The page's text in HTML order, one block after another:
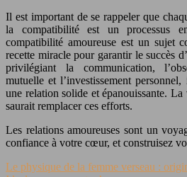
Il est important de se rappeler que
la compatibilité est un processus
compatibilité amoureuse est un sujet
recette miracle pour garantir le succès
privilégiant la communication,
mutuelle et l’investissement
une relation solide et épanouissante.
saurait remplacer ces efforts.
Les relations amoureuses sont un
confiance à votre cœur, et construisez
Le physique de la femme verseau :